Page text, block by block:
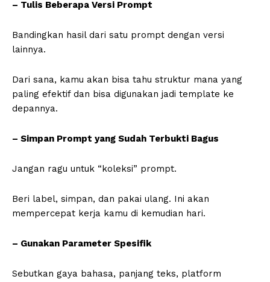
– Tulis Beberapa Versi Prompt
Bandingkan hasil dari satu prompt dengan versi
lainnya.
Dari sana, kamu akan bisa tahu struktur mana yang
paling efektif dan bisa digunakan jadi template ke
depannya.
– Simpan Prompt yang Sudah Terbukti Bagus
Jangan ragu untuk “koleksi” prompt.
Beri label, simpan, dan pakai ulang. Ini akan
mempercepat kerja kamu di kemudian hari.
– Gunakan Parameter Spesifik
Sebutkan gaya bahasa, panjang teks, platform